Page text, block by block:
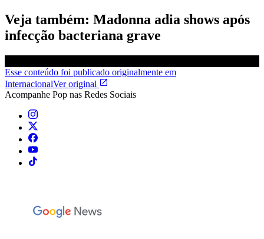
Veja também: Madonna adia shows após
infecção bacteriana grave
Esse conteúdo foi publicado originalmente em
InternacionalVer original
Acompanhe Pop nas Redes Sociais